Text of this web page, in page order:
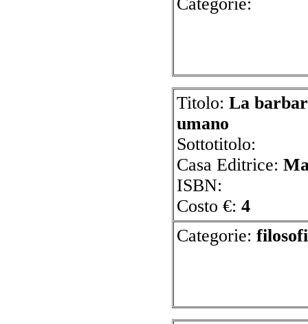
Titolo:La
umano
Sottotitolo:
Casa Editrice:
ISBN:
Costo €:4
Categorie: